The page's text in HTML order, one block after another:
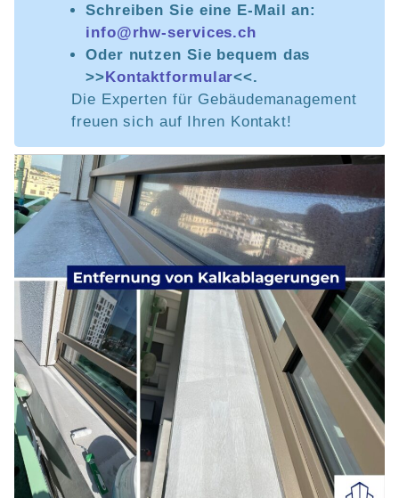
Schreiben Sie eine E-Mail an:
info@rhw-services.ch
Oder nutzen Sie bequem das
>>Kontaktformular<<.
Die Experten für Gebäudemanagement
freuen sich auf Ihren Kontakt!